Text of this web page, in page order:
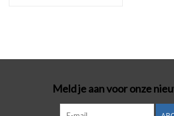
Meld je aan voor onze